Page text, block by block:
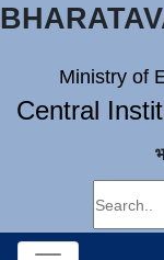
Ministry of
Central